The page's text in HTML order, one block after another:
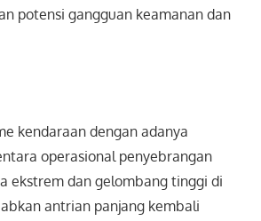
potensi gangguan keamanan dan
kendaraan dengan adanya
operasional penyebrangan
ekstrem dan gelombang tinggi di
antrian panjang kembali